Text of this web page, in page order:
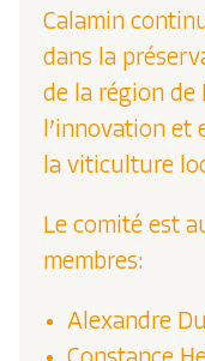
Calamin
dans la
de la région
l’innovation et
la viticulture
Le comité est
membres:
Alexandre